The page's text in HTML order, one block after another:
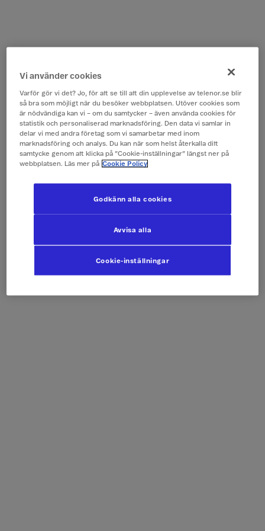
Vi använder cookies
Varför gör vi det? Jo, för att se till att din upplevelse av telenor.se blir
så bra som möjligt när du besöker webbplatsen. Utöver cookies som
är nödvändiga kan vi – om du samtycker – även använda cookies för
statistik och personaliserad marknadsföring. Den data vi samlar in
delar vi med andra företag som vi samarbetar med inom
marknadsföring och analys. Du kan när som helst återkalla ditt
samtycke genom att klicka på ”Cookie-inställningar” längst ner på
webbplatsen. Läs mer på Cookie Policy
Cookie-inställningar
Avvisa alla
Godkänn alla cookies